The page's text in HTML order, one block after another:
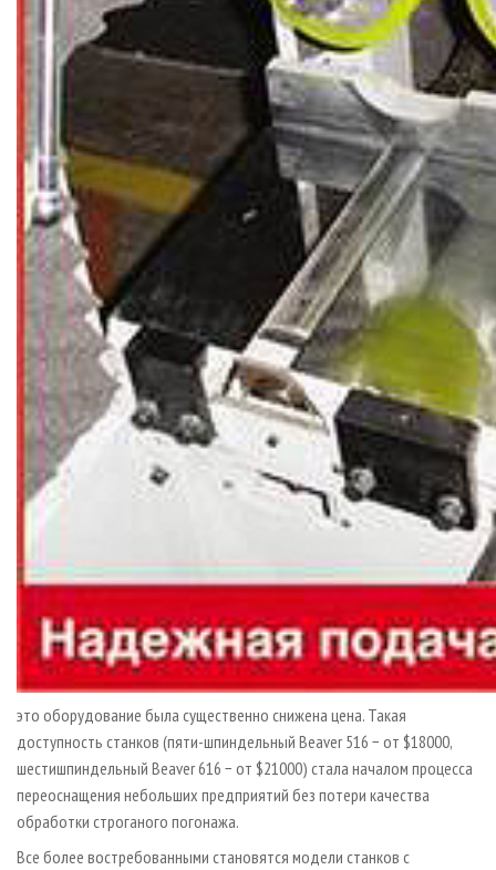
это оборудование была существенно снижена цена. Такая
доступность станков (пяти-шпиндельный Beaver 516 − от $18000,
шестишпиндельный Beaver 616 − от $21000) стала началом процесса
переоснащения небольших предприятий без потери качества
обработки строганого погонажа.
Все более востребованными становятся модели станков с